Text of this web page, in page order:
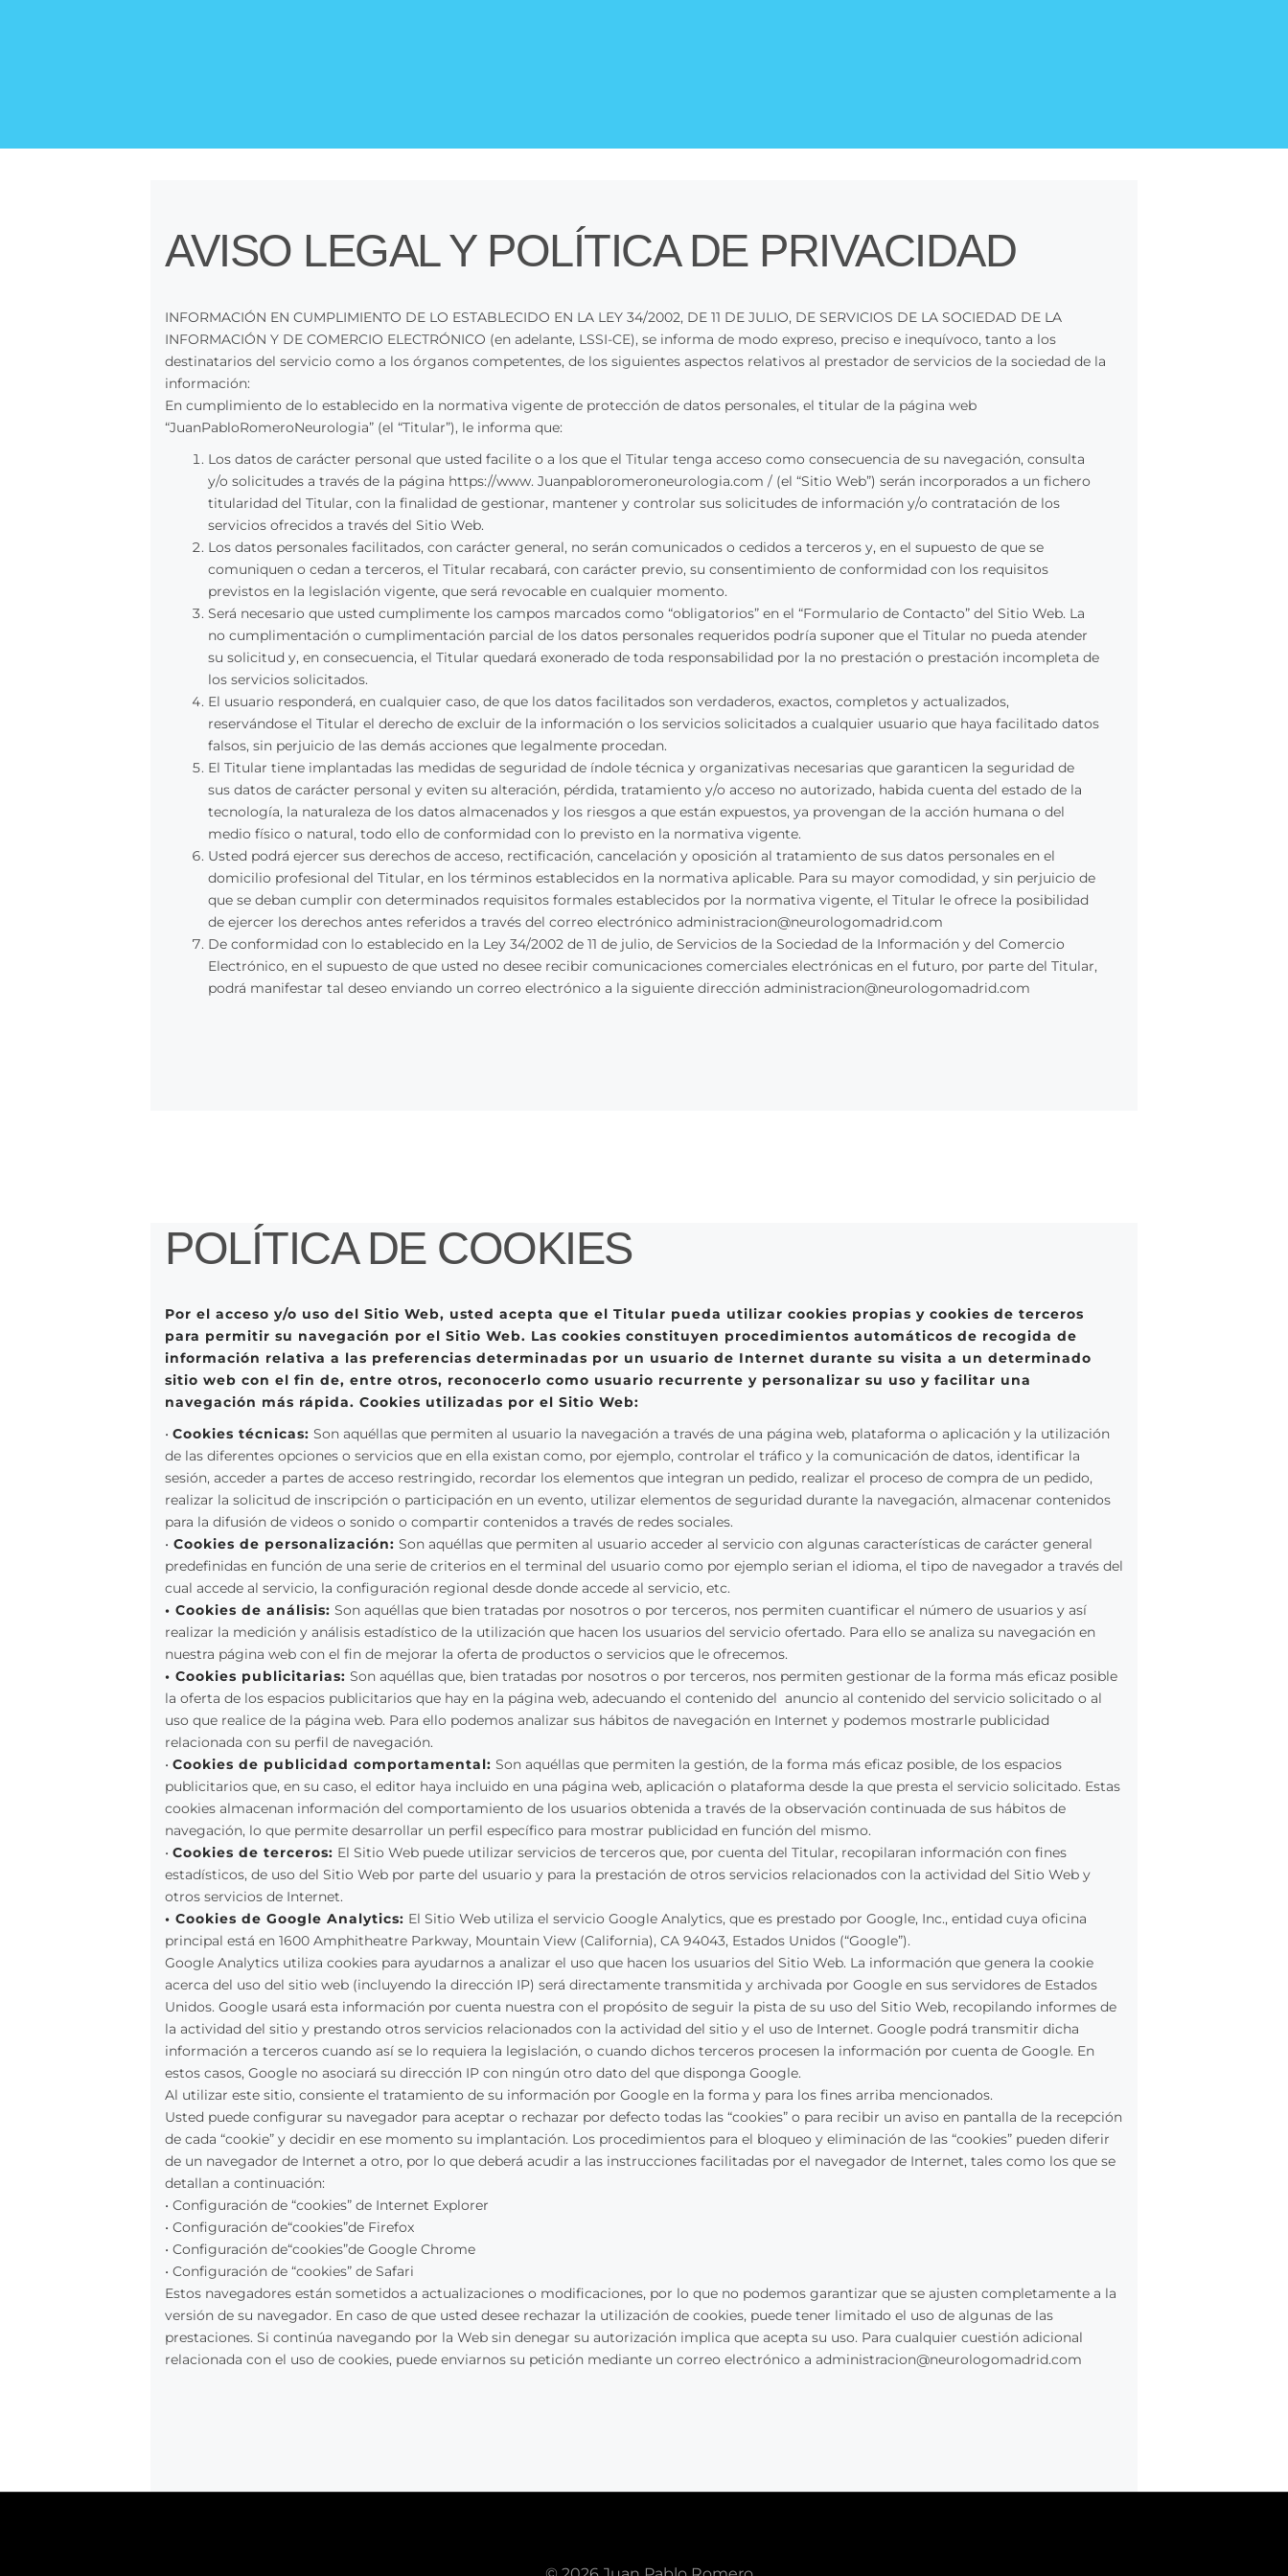
AVISO LEGAL Y POLÍTICA DE PRIVACIDAD
INFORMACIÓN EN CUMPLIMIENTO DE LO ESTABLECIDO EN LA LEY 34/2002, DE 11 DE JULIO, DE SERVICIOS DE LA SOCIEDAD DE LA
INFORMACIÓN Y DE COMERCIO ELECTRÓNICO (en adelante, LSSI-CE), se informa de modo expreso, preciso e inequívoco, tanto a los
destinatarios del servicio como a los órganos competentes, de los siguientes aspectos relativos al prestador de servicios de la sociedad de la
información:
En cumplimiento de lo establecido en la normativa vigente de protección de datos personales, el titular de la página web
“JuanPabloRomeroNeurologia” (el “Titular”), le informa que:
Los datos de carácter personal que usted facilite o a los que el Titular tenga acceso como consecuencia de su navegación, consulta
y/o solicitudes a través de la página https://www. Juanpabloromeroneurologia.com / (el “Sitio Web”) serán incorporados a un fichero
titularidad del Titular, con la finalidad de gestionar, mantener y controlar sus solicitudes de información y/o contratación de los
servicios ofrecidos a través del Sitio Web.
Los datos personales facilitados, con carácter general, no serán comunicados o cedidos a terceros y, en el supuesto de que se
comuniquen o cedan a terceros, el Titular recabará, con carácter previo, su consentimiento de conformidad con los requisitos
previstos en la legislación vigente, que será revocable en cualquier momento.
Será necesario que usted cumplimente los campos marcados como “obligatorios” en el “Formulario de Contacto” del Sitio Web. La
no cumplimentación o cumplimentación parcial de los datos personales requeridos podría suponer que el Titular no pueda atender
su solicitud y, en consecuencia, el Titular quedará exonerado de toda responsabilidad por la no prestación o prestación incompleta de
los servicios solicitados.
El usuario responderá, en cualquier caso, de que los datos facilitados son verdaderos, exactos, completos y actualizados,
reservándose el Titular el derecho de excluir de la información o los servicios solicitados a cualquier usuario que haya facilitado datos
falsos, sin perjuicio de las demás acciones que legalmente procedan.
El Titular tiene implantadas las medidas de seguridad de índole técnica y organizativas necesarias que garanticen la seguridad de
sus datos de carácter personal y eviten su alteración, pérdida, tratamiento y/o acceso no autorizado, habida cuenta del estado de la
tecnología, la naturaleza de los datos almacenados y los riesgos a que están expuestos, ya provengan de la acción humana o del
medio físico o natural, todo ello de conformidad con lo previsto en la normativa vigente.
Usted podrá ejercer sus derechos de acceso, rectificación, cancelación y oposición al tratamiento de sus datos personales en el
domicilio profesional del Titular, en los términos establecidos en la normativa aplicable. Para su mayor comodidad, y sin perjuicio de
que se deban cumplir con determinados requisitos formales establecidos por la normativa vigente, el Titular le ofrece la posibilidad
de ejercer los derechos antes referidos a través del correo electrónico administracion@neurologomadrid.com
De conformidad con lo establecido en la Ley 34/2002 de 11 de julio, de Servicios de la Sociedad de la Información y del Comercio
Electrónico, en el supuesto de que usted no desee recibir comunicaciones comerciales electrónicas en el futuro, por parte del Titular,
podrá manifestar tal deseo enviando un correo electrónico a la siguiente dirección administracion@neurologomadrid.com
POLÍTICA DE COOKIES
Por el acceso y/o uso del Sitio Web, usted acepta que el Titular pueda utilizar cookies propias y cookies de terceros
para permitir su navegación por el Sitio Web. Las cookies constituyen procedimientos automáticos de recogida de
información relativa a las preferencias determinadas por un usuario de Internet durante su visita a un determinado
sitio web con el fin de, entre otros, reconocerlo como usuario recurrente y personalizar su uso y facilitar una
navegación más rápida. Cookies utilizadas por el Sitio Web:
• Cookies técnicas: Son aquéllas que permiten al usuario la navegación a través de una página web, plataforma o aplicación y la utilización
de las diferentes opciones o servicios que en ella existan como, por ejemplo, controlar el tráfico y la comunicación de datos, identificar la
sesión, acceder a partes de acceso restringido, recordar los elementos que integran un pedido, realizar el proceso de compra de un pedido,
realizar la solicitud de inscripción o participación en un evento, utilizar elementos de seguridad durante la navegación, almacenar contenidos
para la difusión de videos o sonido o compartir contenidos a través de redes sociales.
• Cookies de personalización: Son aquéllas que permiten al usuario acceder al servicio con algunas características de carácter general
predefinidas en función de una serie de criterios en el terminal del usuario como por ejemplo serian el idioma, el tipo de navegador a través del
cual accede al servicio, la configuración regional desde donde accede al servicio, etc.
• Cookies de análisis: Son aquéllas que bien tratadas por nosotros o por terceros, nos permiten cuantificar el número de usuarios y así
realizar la medición y análisis estadístico de la utilización que hacen los usuarios del servicio ofertado. Para ello se analiza su navegación en
nuestra página web con el fin de mejorar la oferta de productos o servicios que le ofrecemos.
• Cookies publicitarias: Son aquéllas que, bien tratadas por nosotros o por terceros, nos permiten gestionar de la forma más eficaz posible
la oferta de los espacios publicitarios que hay en la página web, adecuando el contenido del anuncio al contenido del servicio solicitado o al
uso que realice de la página web. Para ello podemos analizar sus hábitos de navegación en Internet y podemos mostrarle publicidad
relacionada con su perfil de navegación.
• Cookies de publicidad comportamental: Son aquéllas que permiten la gestión, de la forma más eficaz posible, de los espacios
publicitarios que, en su caso, el editor haya incluido en una página web, aplicación o plataforma desde la que presta el servicio solicitado. Estas
cookies almacenan información del comportamiento de los usuarios obtenida a través de la observación continuada de sus hábitos de
navegación, lo que permite desarrollar un perfil específico para mostrar publicidad en función del mismo.
• Cookies de terceros: El Sitio Web puede utilizar servicios de terceros que, por cuenta del Titular, recopilaran información con fines
estadísticos, de uso del Sitio Web por parte del usuario y para la prestación de otros servicios relacionados con la actividad del Sitio Web y
otros servicios de Internet.
• Cookies de Google Analytics: El Sitio Web utiliza el servicio Google Analytics, que es prestado por Google, Inc., entidad cuya oficina
principal está en 1600 Amphitheatre Parkway, Mountain View (California), CA 94043, Estados Unidos (“Google”).
Google Analytics utiliza cookies para ayudarnos a analizar el uso que hacen los usuarios del Sitio Web. La información que genera la cookie
acerca del uso del sitio web (incluyendo la dirección IP) será directamente transmitida y archivada por Google en sus servidores de Estados
Unidos. Google usará esta información por cuenta nuestra con el propósito de seguir la pista de su uso del Sitio Web, recopilando informes de
la actividad del sitio y prestando otros servicios relacionados con la actividad del sitio y el uso de Internet. Google podrá transmitir dicha
información a terceros cuando así se lo requiera la legislación, o cuando dichos terceros procesen la información por cuenta de Google. En
estos casos, Google no asociará su dirección IP con ningún otro dato del que disponga Google.
Al utilizar este sitio, consiente el tratamiento de su información por Google en la forma y para los fines arriba mencionados.
Usted puede configurar su navegador para aceptar o rechazar por defecto todas las “cookies” o para recibir un aviso en pantalla de la recepción
de cada “cookie” y decidir en ese momento su implantación. Los procedimientos para el bloqueo y eliminación de las “cookies” pueden diferir
de un navegador de Internet a otro, por lo que deberá acudir a las instrucciones facilitadas por el navegador de Internet, tales como los que se
detallan a continuación:
• Configuración de “cookies” de Internet Explorer
• Configuración de“cookies”de Firefox
• Configuración de“cookies”de Google Chrome
• Configuración de “cookies” de Safari
Estos navegadores están sometidos a actualizaciones o modificaciones, por lo que no podemos garantizar que se ajusten completamente a la
versión de su navegador. En caso de que usted desee rechazar la utilización de cookies, puede tener limitado el uso de algunas de las
prestaciones. Si continúa navegando por la Web sin denegar su autorización implica que acepta su uso. Para cualquier cuestión adicional
relacionada con el uso de cookies, puede enviarnos su petición mediante un correo electrónico a administracion@neurologomadrid.com